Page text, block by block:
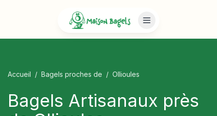
Accueil / Bagels proches de / Ollioules
Bagels Artisanaux près